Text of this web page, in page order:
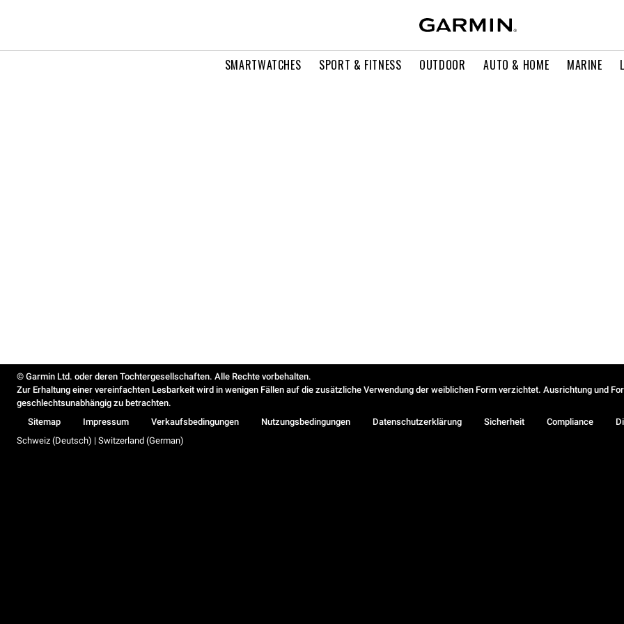
SMARTWATCHES SPORT & FITNESS OUTDOOR AUTO & HOME MARINE
© Garmin Ltd. oder deren Tochtergesellschaften. Alle Rechte vorbehalten.
Zur Erhaltung einer vereinfachten Lesbarkeit wird in wenigen Fällen auf die zusätzliche Verwendung der weiblichen Form verzichtet. Ausrichtung und
geschlechtsunabhängig zu betrachten.
Sitemap
Impressum Verkaufsbedingungen Nutzungsbedingungen Datenschutzerklärung Sicherheit Compliance
Schweiz (Deutsch) | Switzerland (German)